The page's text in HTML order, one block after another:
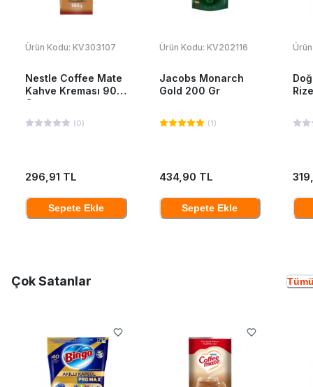
Ürün Kodu: KV303107
Nestle Coffee Mate
Kahve Kreması 900
Gr
(0)
296,91 TL
Sepete Ekle
Ürün Kodu: KV202116
Jacobs Monarch
Gold 200 Gr
(1)
434,90 TL
Sepete Ekle
Çok Satanlar